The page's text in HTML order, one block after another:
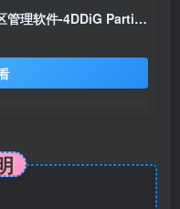
功能全面且易于使用的电脑磁盘分区管理软件-4DDiG Partition Manager